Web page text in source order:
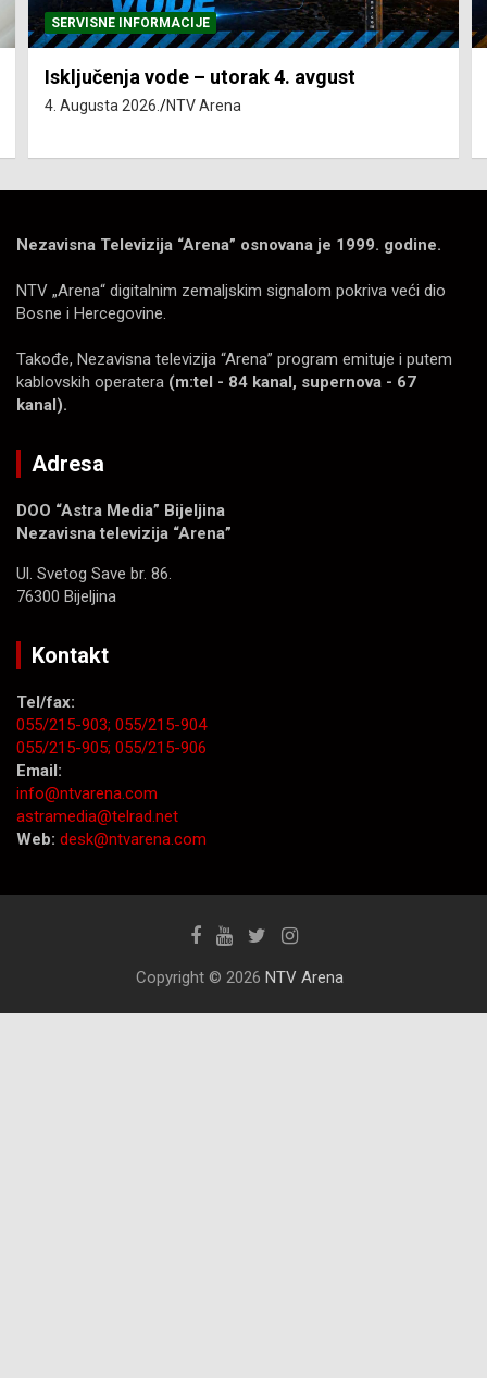
SERVISNE INFORMACIJE
Isključenja vode – utorak 4. avgust
4. Augusta 2026. NTV Arena
Nezavisna Televizija “Arena” osnovana je 1999. godine.
NTV „Arena“ digitalnim zemaljskim signalom pokriva veći dio
Bosne i Hercegovine.
Takođe, Nezavisna televizija “Arena” program emituje i putem
kablovskih operatera (m:tel - 84 kanal, supernova - 67
kanal).
Adresa
DOO “Astra Media” Bijeljina
Nezavisna televizija “Arena”
Ul. Svetog Save br. 86.
76300 Bijeljina
Kontakt
Tel/fax:
055/215-903; 055/215-904
055/215-905; 055/215-906
Email:
info@ntvarena.com
astramedia@telrad.net
Web: desk@ntvarena.com
Copyright © 2026 NTV Arena